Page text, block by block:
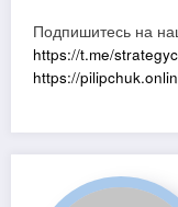
Подпишитесь на
https://t.me/
https://